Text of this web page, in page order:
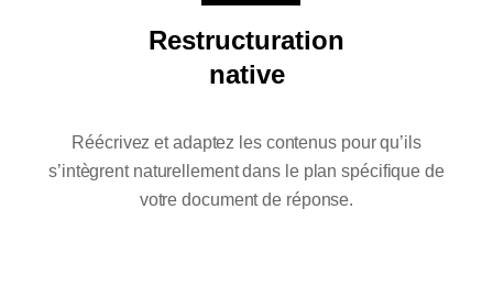
Restructuration
native
Réécrivez et adaptez les contenus pour qu’ils
s’intègrent naturellement dans le plan spécifique de
votre document de réponse.